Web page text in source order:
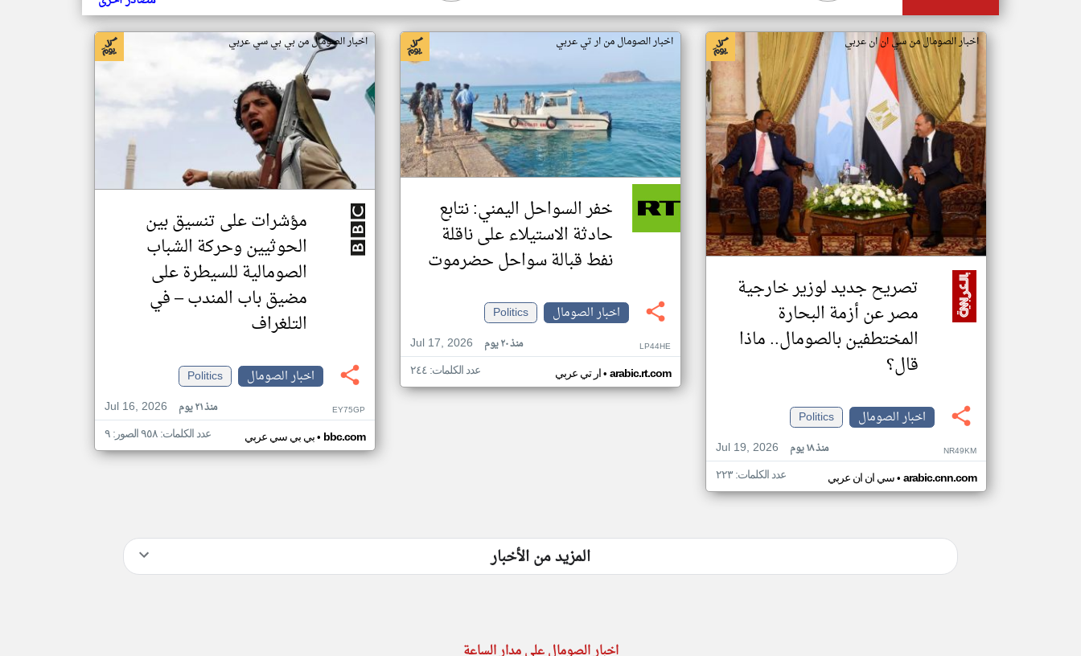
اخبار الصومال من سي ان ان عربي
تصريح جديد لوزير خارجية
مصر عن أزمة البحارة
المختطفين بالصومال.. ماذا
قال؟
اخبار الصومال
Politics
Jul 19, 2026
منذ ١٨ يوم NR49KM
سي ان ان عربي• arabic.cnn.com عدد الكلمات: ٢٢٣
اخبار الصومال من ار تي عربي
خفر السواحل اليمني: نتابع
حادثة الاستيلاء على ناقلة
نفط قبالة سواحل حضرموت
اخبار الصومال
Politics
Jul 17, 2026
منذ ٢٠ يوم LP44HE
ار تي عربي• arabic.rt.com عدد الكلمات: ٢٤٤
اخبار الصومال من بي بي سي عربي
مؤشرات على تنسيق بين
الحوثيين وحركة الشباب
الصومالية للسيطرة على
مضيق باب المندب – في
التلغراف
اخبار الصومال
Politics
Jul 16, 2026
منذ ٢١ يوم EY75GP
بي بي سي عربي• bbc.com عدد الكلمات: ٩٥٨ الصور: ٩
المزيد من الأخبار